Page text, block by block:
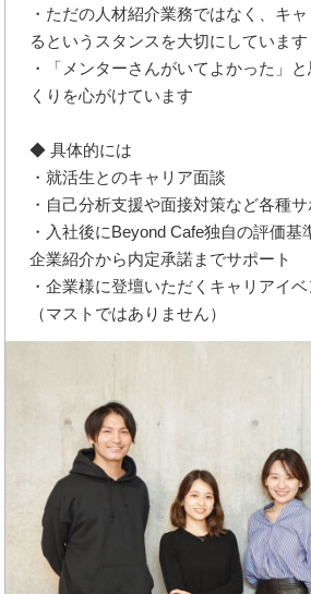
・ただの人材紹介業務ではなく、キ
るというスタンスを大切にしています
・「メンターさんがいてよかった」
くりを心がけています
◆ 具体的には
・就活生とのキャリア面談
・自己分析支援や面接対策など各種サ
・入社後にBeyond Cafe独自の評価基
企業紹介から内定承諾までサポート
・企業様に登壇いただくキャリアイ
（マストではありません）